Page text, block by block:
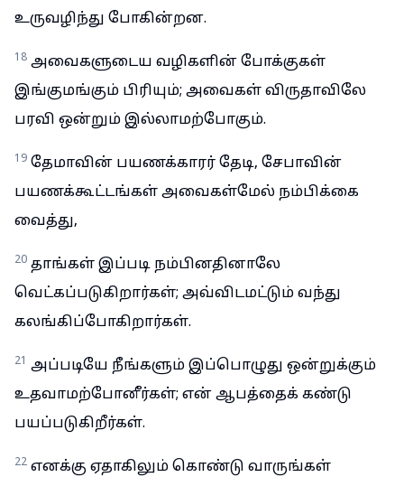
உருவழிந்து போகின்றன.
18 அவைகளுடைய வழிகளின் போக்குகள்
இங்குமங்கும் பிரியும்; அவைகள் விருதாவிலே
பரவி ஒன்றும் இல்லாமற்போகும்.
19 தேமாவின் பயணக்காரர் தேடி, சேபாவின்
பயணக்கூட்டங்கள் அவைகள்மேல் நம்பிக்கை
வைத்து,
20 தாங்கள் இப்படி நம்பினதினாலே
வெட்கப்படுகிறார்கள்; அவ்விடமட்டும் வந்து
கலங்கிப்போகிறார்கள்.
21 அப்படியே நீங்களும் இப்பொழுது ஒன்றுக்கும்
உதவாமற்போனீர்கள்; என் ஆபத்தைக் கண்டு
பயப்படுகிறீர்கள்.
22 எனக்கு ஏதாகிலும் கொண்டு வாருங்கள்